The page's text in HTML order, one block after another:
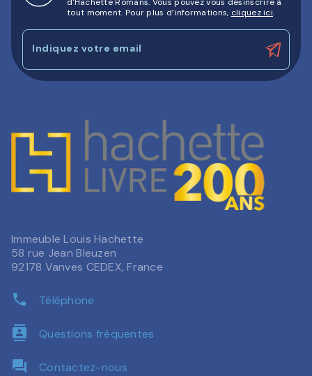
d'Hachette Romans. Vous pouvez vous désinscrire à
tout moment. Pour plus d’informations, cliquez ici.
Indiquez votre email
Immeuble Louis Hachette
58 rue Jean Bleuzen
92178 Vanves CEDEX, France
phone Téléphone
contacts Questions fréquentes
question_answer Contactez-nous